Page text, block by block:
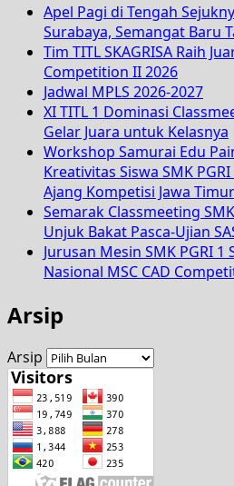
Apel Pagi di Tengah
Surabaya, Semangat Baru
Tim TITL SKAGRISA Raih
Competition II 2026
Jadwal MPLS 2026-2027
XI TITL 1 Dominasi
Gelar Juara untuk Kelasnya
Workshop Samurai Edu
Kreativitas Siswa SMK
Ajang Kompetisi Jawa Timur
Semarak Classmeeting
Unjuk Bakat Pasca-Ujian
Jurusan Mesin SMK PGRI 1
Nasional MSC CAD
Arsip
Arsip